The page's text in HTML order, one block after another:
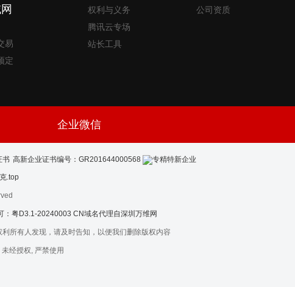
易
定
权利与义务
腾讯云专场
站长工具
公司资质
企业微信
高新企业证书编号：GR201644000568
.top
：粤D3.1-20240003 CN域名代理自深圳万维网
所有人发现，请及时告知，以便我们删除版权内容
经授权, 严禁使用